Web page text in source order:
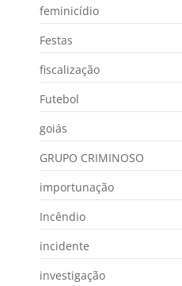
feminicídio
Festas
fiscalização
Futebol
goiás
GRUPO CRIMINOSO
importunação
Incêndio
incidente
investigação